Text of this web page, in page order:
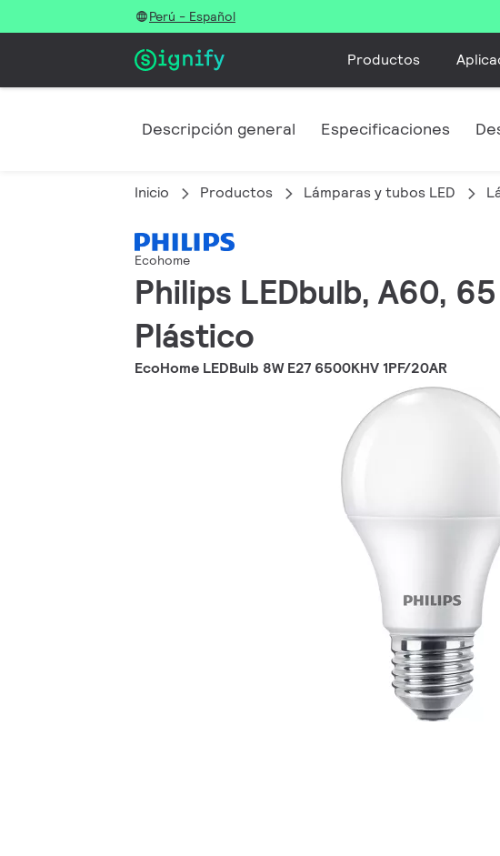
Perú - Español
Productos
Descripción general Especificaciones
Inicio Productos Lámparas y tubos LED
Ecohome
Philips LEDbulb, A60,
Plástico
EcoHome LEDBulb 8W E27 6500KHV 1PF/20AR